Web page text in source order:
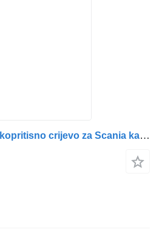
1794910, 2142417 visokopritisno crijevo za Scania kamiona